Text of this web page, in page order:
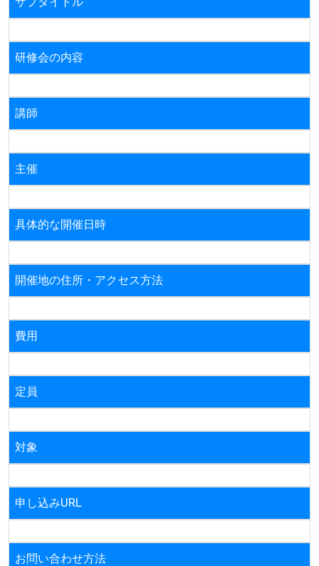
研修会の内容
講師
主催
具体的な開催日時
開催地の住所・アクセス方法
費用
定員
対象
申し込みURL
お問い合わせ方法